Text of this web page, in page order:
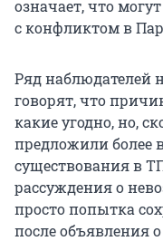
означает, что
с конфликтом в
Ряд наблюдателей
говорят, что
какие угодно, но,
предложили более
существования в
рассуждения о
просто попытка
после объявления